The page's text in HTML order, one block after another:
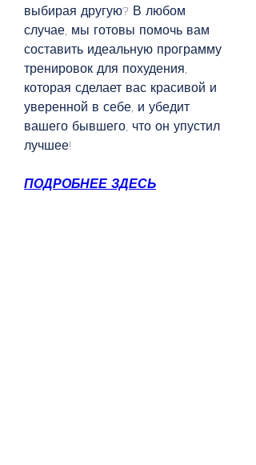
выбирая другую? В любом
случае, мы готовы помочь вам
составить идеальную программу
тренировок для похудения,
которая сделает вас красивой и
уверенной в себе, и убедит
вашего бывшего, что он упустил
лучшее!
ПОДРОБНЕЕ ЗДЕСЬ